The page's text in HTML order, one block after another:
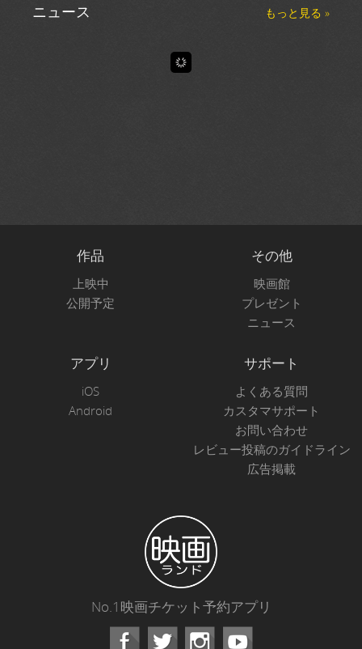
ニュース もっと見る »
作品
上映中
公開予定
その他
映画館
プレゼント
ニュース
アプリ
iOS
Android
サポート
よくある質問
カスタマサポート
お問い合わせ
レビュー投稿のガイドライン
広告掲載
No.1映画チケット予約アプリ
Facebook Instagram